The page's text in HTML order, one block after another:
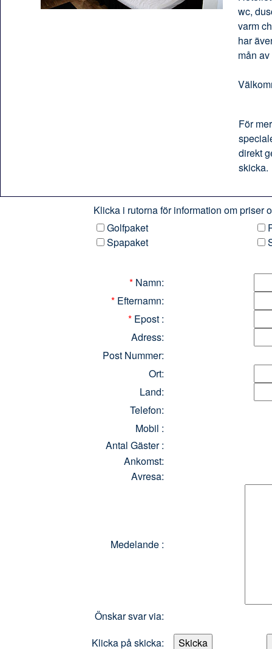
wc,
varm
har
mån
För
direkt
skicka.
Klicka i rutorna för information om priser
Golfpaket
Spapaket
* Namn:
* Efternamn:
* Epost :
Adress:
Post Nummer:
Ort:
Land:
Telefon:
Mobil :
Antal Gäster :
Ankomst:
Avresa:
Medelande :
Önskar svar via:
Klicka på skicka: